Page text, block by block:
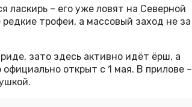
ласкирь – его уже ловят на Северной
трофеи, а массовый заход не за
зато здесь активно идёт ёрш, а
открыт с 1 мая. В прилове –